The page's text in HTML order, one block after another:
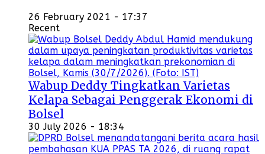
26 February 2021 - 17:37
Recent
Wabup Deddy Tingkatkan Varietas
Kelapa Sebagai Penggerak Ekonomi di
Bolsel
30 July 2026 - 18:34